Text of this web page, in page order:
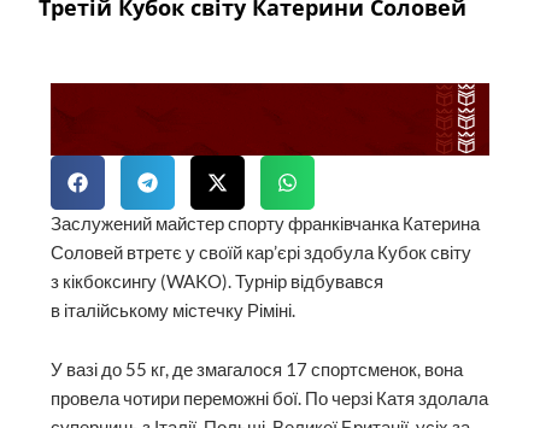
Третій Кубок світу Катерини Соловей
Заслужений майстер спорту франківчанка Катерина
Соловей втретє у своїй кар’єрі здобула Кубок світу
з кікбоксингу (WAKO). Турнір відбувався
в італійському містечку Ріміні.
У вазі до 55 кг, де змагалося 17 спортсменок, вона
провела чотири переможні бої. По черзі Катя здолала